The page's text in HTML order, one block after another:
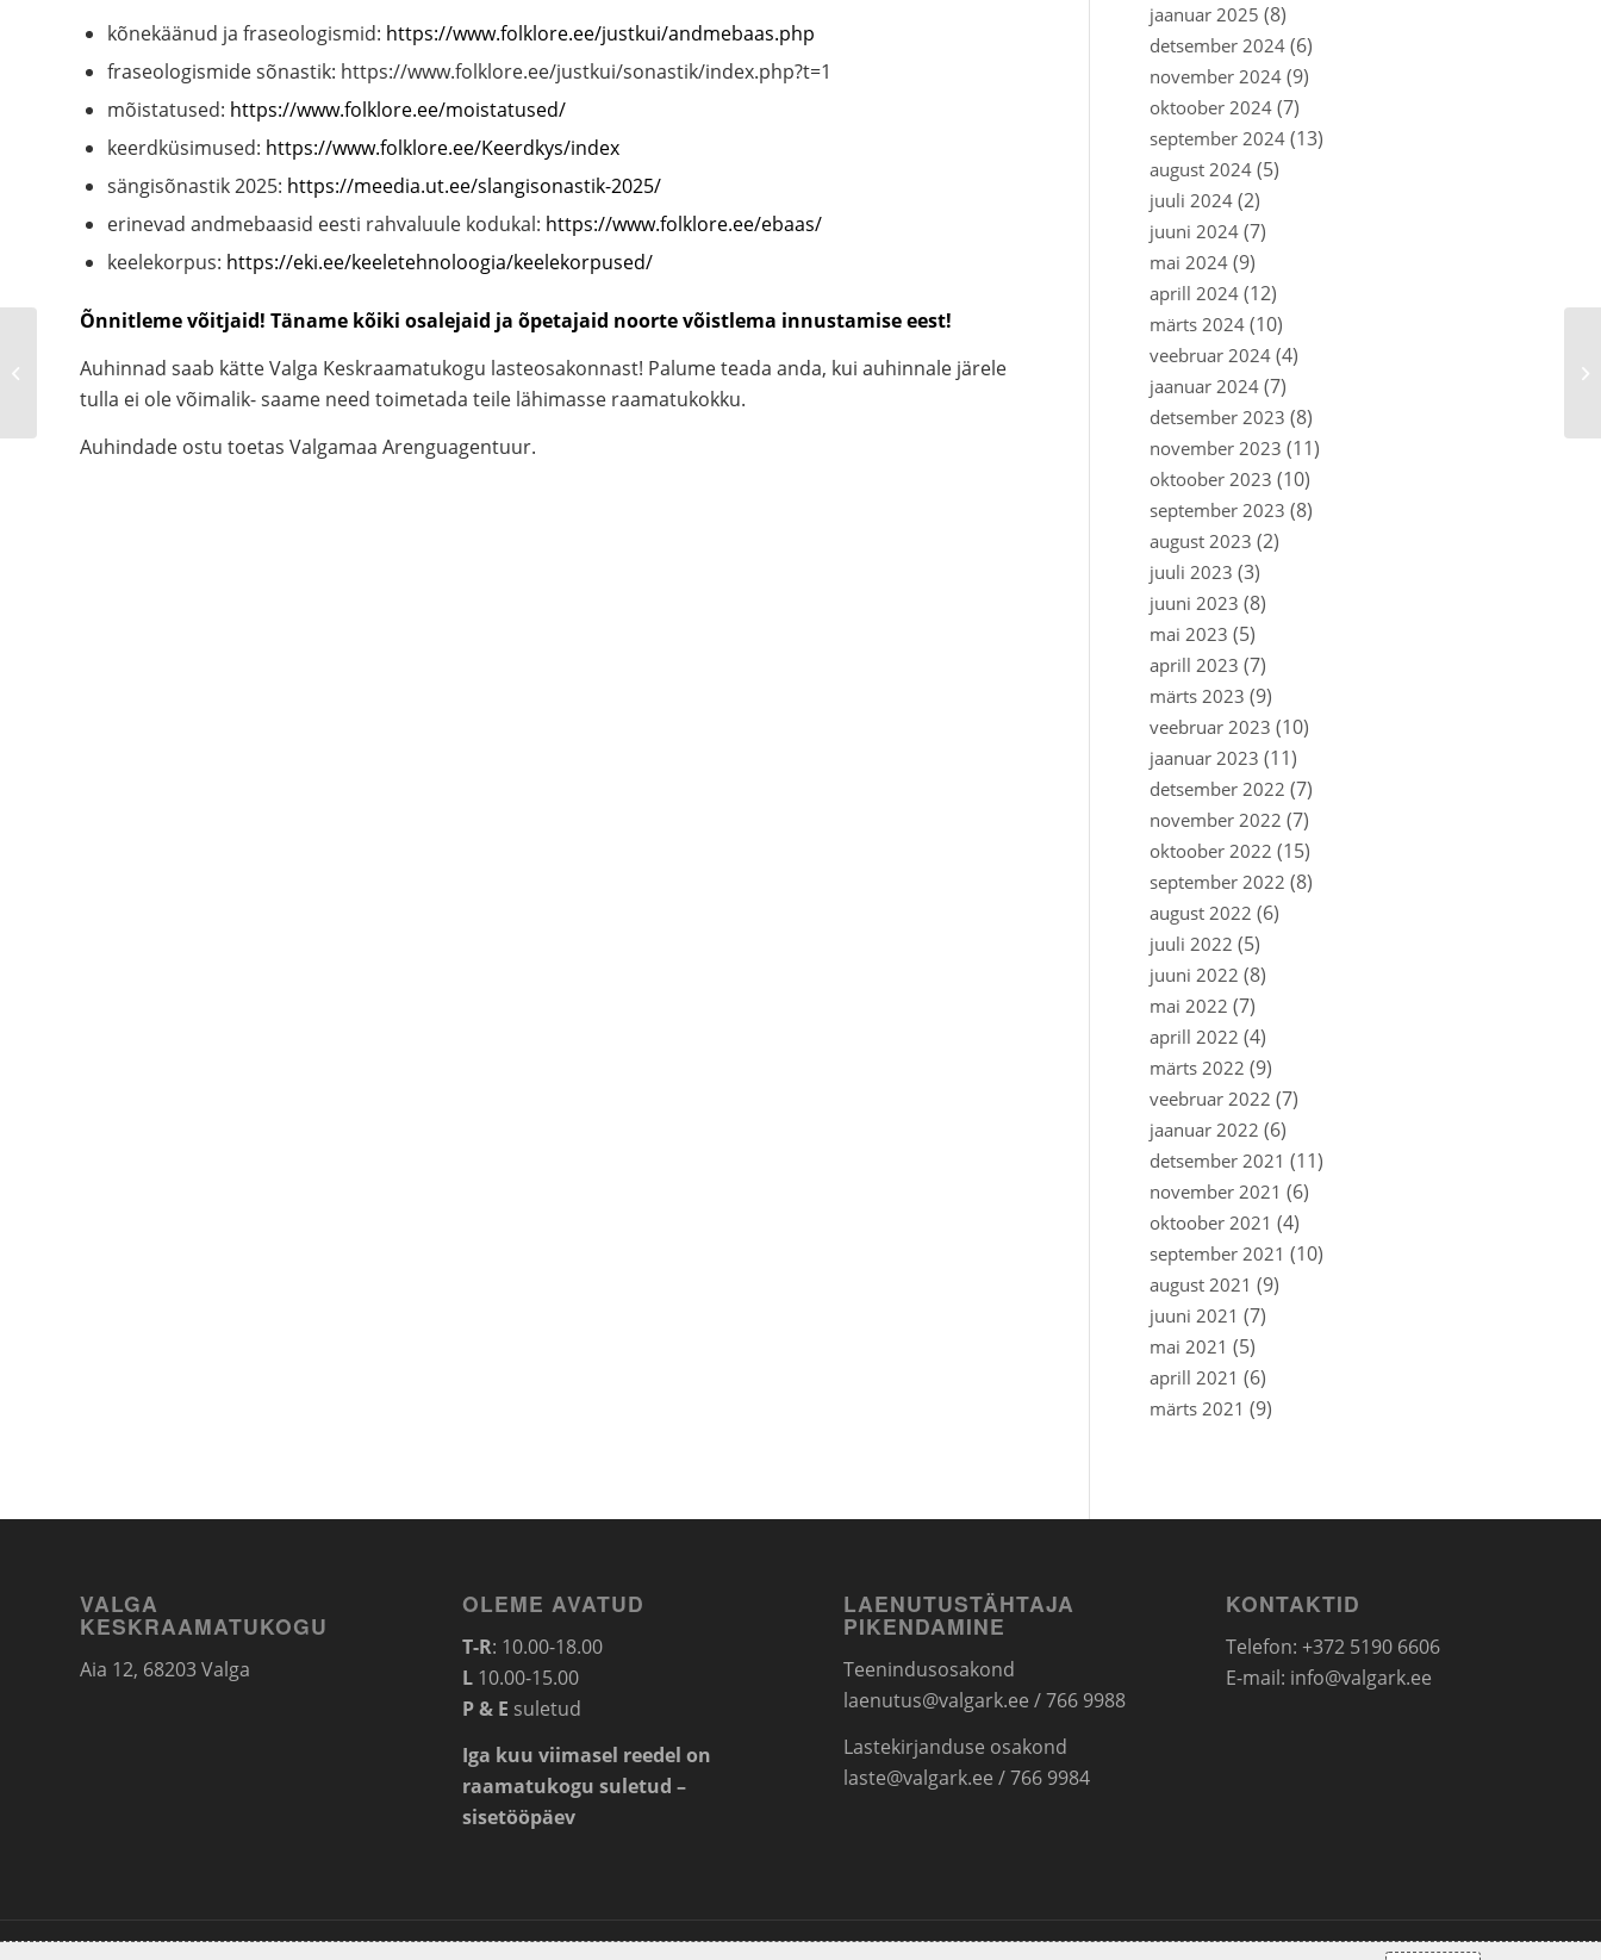
kõnekäänud ja fraseologismid: https://www.folklore.ee/justkui/andmebaas.php
fraseologismide sõnastik: https://www.folklore.ee/justkui/sonastik/index.php?t=1
mõistatused: https://www.folklore.ee/moistatused/
keerdküsimused: https://www.folklore.ee/Keerdkys/index
sängisõnastik 2025: https://meedia.ut.ee/slangisonastik-2025/
erinevad andmebaasid eesti rahvaluule kodukal: https://www.folklore.ee/ebaas/
keelekorpus: https://eki.ee/keeletehnoloogia/keelekorpused/
Õnnitleme võitjaid! Täname kõiki osalejaid ja õpetajaid noorte võistlema innustamise eest!
Auhinnad saab kätte Valga Keskraamatukogu lasteosakonnast! Palume teada anda, kui auhinnale järele
tulla ei ole võimalik- saame need toimetada teile lähimasse raamatukokku.
Auhindade ostu toetas Valgamaa Arenguagentuur.
jaanuar 2025 (8)
detsember 2024 (6)
november 2024 (9)
oktoober 2024 (7)
september 2024 (13)
august 2024 (5)
juuli 2024 (2)
juuni 2024 (7)
mai 2024 (9)
aprill 2024 (12)
märts 2024 (10)
veebruar 2024 (4)
jaanuar 2024 (7)
detsember 2023 (8)
november 2023 (11)
oktoober 2023 (10)
september 2023 (8)
august 2023 (2)
juuli 2023 (3)
juuni 2023 (8)
mai 2023 (5)
aprill 2023 (7)
märts 2023 (9)
veebruar 2023 (10)
jaanuar 2023 (11)
detsember 2022 (7)
november 2022 (7)
oktoober 2022 (15)
september 2022 (8)
august 2022 (6)
juuli 2022 (5)
juuni 2022 (8)
mai 2022 (7)
aprill 2022 (4)
märts 2022 (9)
veebruar 2022 (7)
jaanuar 2022 (6)
detsember 2021 (11)
november 2021 (6)
oktoober 2021 (4)
september 2021 (10)
august 2021 (9)
juuni 2021 (7)
mai 2021 (5)
aprill 2021 (6)
märts 2021 (9)
VALGA
KESKRAAMATUKOGU
Aia 12, 68203 Valga
OLEME AVATUD
T-R: 10.00-18.00
L10.00-15.00
P & E suletud
Iga kuu viimasel reedel on
raamatukogu suletud –
sisetööpäev
LAENUTUSTÄHTAJA
PIKENDAMINE
Teenindusosakond
laenutus@valgark.ee / 766 9988
Lastekirjanduse osakond
laste@valgark.ee / 766 9984
KONTAKTID
Telefon: +372 5190 6606
E-mail: info@valgark.ee
Prima Vista
partnerlinnaks